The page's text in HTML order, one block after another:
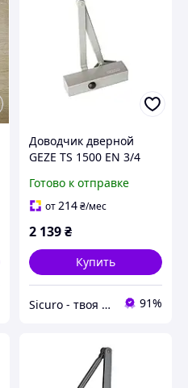
Доводчик дверной
GEZE TS 1500 ЕN 3/4
Готово к отправке
от214₴/мес
2 139₴
Купить
Sicuro - твоя вселенная комфорта и безопасности 91%